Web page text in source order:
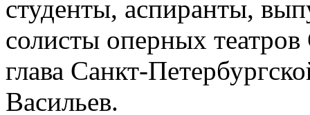
студенты, аспиранты,
солисты оперных
глава Санкт-
Васильев.